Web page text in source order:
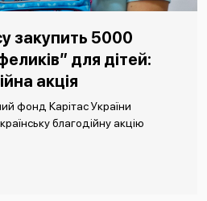
закупить 5000
для дітей:
акція
фонд Карітас України
благодійну акцію